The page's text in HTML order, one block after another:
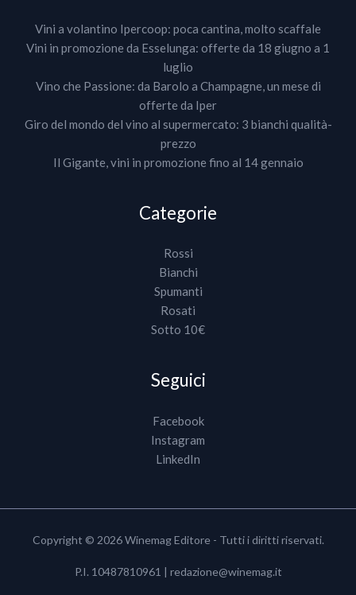
Vini a volantino Ipercoop: poca cantina, molto scaffale
Vini in promozione da Esselunga: offerte da 18 giugno a 1
luglio
Vino che Passione: da Barolo a Champagne, un mese di
offerte da Iper
Giro del mondo del vino al supermercato: 3 bianchi qualità-
prezzo
Il Gigante, vini in promozione fino al 14 gennaio
Categorie
Rossi
Bianchi
Spumanti
Rosati
Sotto 10€
Seguici
Facebook
Instagram
LinkedIn
Copyright © 2026 Winemag Editore - Tutti i diritti riservati.
P.I. 10487810961 | redazione@winemag.it